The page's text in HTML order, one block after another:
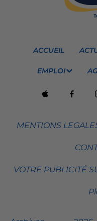
ACCUEIL
EMPLOI
MENTIONS
VOTRE PUBLICITÉ